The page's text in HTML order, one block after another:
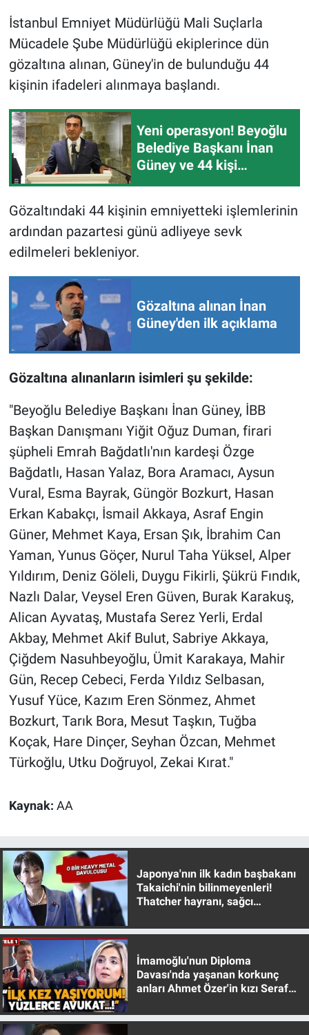
İstanbul Emniyet Müdürlüğü Mali Suçlarla
Mücadele Şube Müdürlüğü ekiplerince dün
gözaltına alınan, Güney'in de bulunduğu 44
kişinin ifadeleri alınmaya başlandı.
Yeni operasyon! Beyoğlu
Belediye Başkanı İnan
Güney ve 44 kişi
Gözaltındaki 44 kişinin emniyetteki işlemlerinin
ardından pazartesi günü adliyeye sevk
edilmeleri bekleniyor.
Gözaltına alınan İnan
Güney'den ilk açıklama
Gözaltına alınanların isimleri şu şekilde:
"Beyoğlu Belediye Başkanı İnan Güney, İBB
Başkan Danışmanı Yiğit Oğuz Duman, firari
şüpheli Emrah Bağdatlı'nın kardeşi Özge
Bağdatlı, Hasan Yalaz, Bora Aramacı, Aysun
Vural, Esma Bayrak, Güngör Bozkurt, Hasan
Erkan Kabakçı, İsmail Akkaya, Asraf Engin
Güner, Mehmet Kaya, Ersan Şık, İbrahim Can
Yaman, Yunus Göçer, Nurul Taha Yüksel, Alper
Yıldırım, Deniz Göleli, Duygu Fikirli, Şükrü Fındık,
Nazlı Dalar, Veysel Eren Güven, Burak Karakuş,
Alican Ayvataş, Mustafa Serez Yerli, Erdal
Akbay, Mehmet Akif Bulut, Sabriye Akkaya,
Çiğdem Nasuhbeyoğlu, Ümit Karakaya, Mahir
Gün, Recep Cebeci, Ferda Yıldız Selbasan,
Yusuf Yüce, Kazım Eren Sönmez, Ahmet
Bozkurt, Tarık Bora, Mesut Taşkın, Tuğba
Koçak, Hare Dinçer, Seyhan Özcan, Mehmet
Türkoğlu, Utku Doğruyol, Zekai Kırat."
Kaynak: AA
Japonya'nın ilk kadın başbakanı
Takaichi'nin bilinmeyenleri!
Thatcher hayranı, sağcı
İmamoğlu'nun Diploma
Davası'nda yaşanan korkunç
anları Ahmet Özer'in kızı Seraf
Kültür Sanat
Ne demişti
Nedir
Popüler
Programlar
Sağlık
Spor
Teknoloji
Türkiye'nin Geleceği
Yerel Yaşam
Canlı Yayın